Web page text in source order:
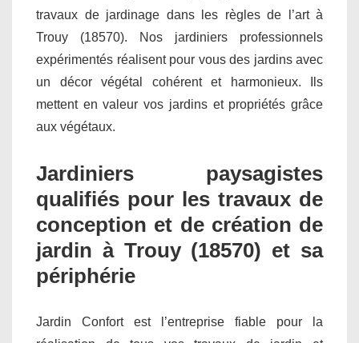
travaux de jardinage dans les règles de l’art à
Trouy (18570). Nos jardiniers professionnels
expérimentés réalisent pour vous des jardins avec
un décor végétal cohérent et harmonieux. Ils
mettent en valeur vos jardins et propriétés grâce
aux végétaux.
Jardiniers paysagistes
qualifiés pour les travaux de
conception et de création de
jardin à Trouy (18570) et sa
périphérie
Jardin Confort est l’entreprise fiable pour la